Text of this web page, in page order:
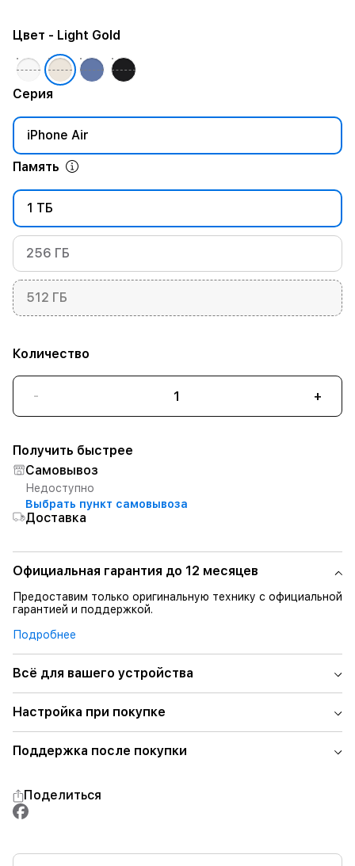
Серия
iPhone Air
Память
1 ТБ
256 ГБ
512 ГБ
Цвет - Light Gold
Количество
- +
Получить быстрее
Самовывоз
Недоступно
Выбрать пункт самовывоза
Доставка
Официальная гарантия до 12 месяцев
Предоставим только оригинальную технику с официальной
гарантией и поддержкой.
Подробнее
Всё для вашего устройства
Настройка при покупке
Поддержка после покупки
Поделиться